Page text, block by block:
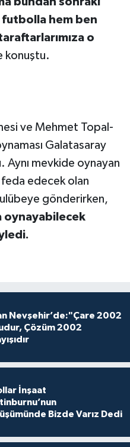
futbolla hem ben
o
konuştu.
ve Mehmet Topal-
Galatasaray
mevkide oynayan
edecek olan
gönderirken,
oynayabilecek
Nevşehir’de:"Çare 2002
Çözüm 2002
İnşaat
Bizde Varız Dedi